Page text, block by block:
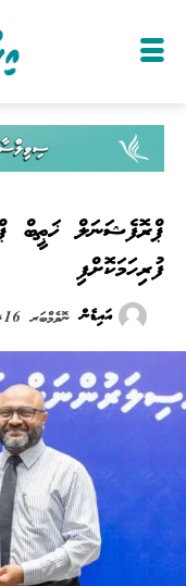
ފުރިހަމަކޮށްފި
އައިޑެން ނޮވެމްބަރ 16, 2025